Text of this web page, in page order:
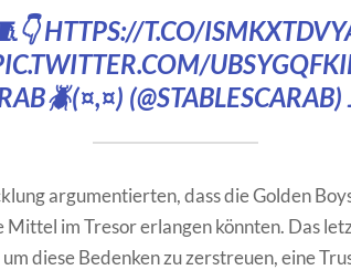
HTTPS://T.CO/
(@STABLESCARAB)
argumentierten, dass die Golden
im Tresor erlangen könnten. Das
diese Bedenken zu zerstreuen, eine